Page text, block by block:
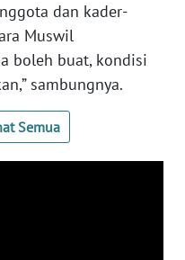
dan kader-
Muswil
boleh buat, kondisi
sambungnya.
Semua